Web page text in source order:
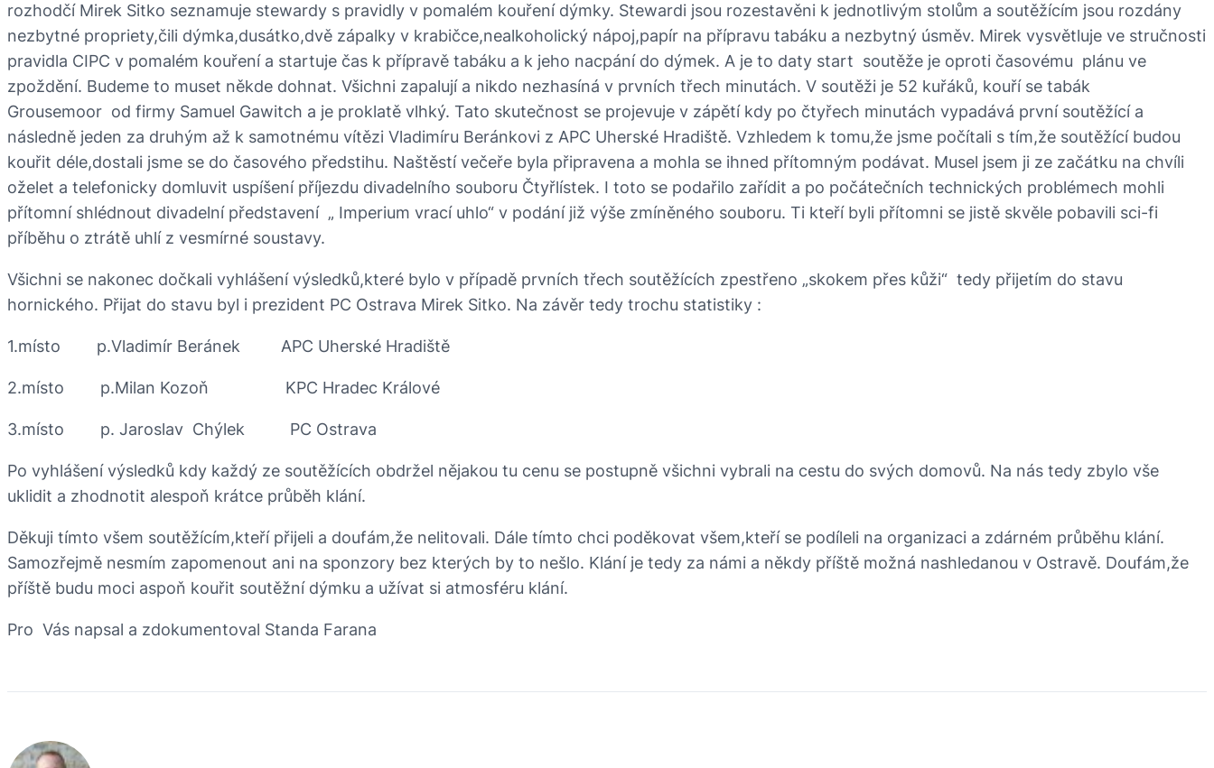
rozhodčí Mirek Sitko seznamuje stewardy s pravidly v pomalém kouření dýmky. Stewardi jsou rozestavěni k jednotlivým stolům a soutěžícím jsou rozdány
nezbytné propriety,čili dýmka,dusátko,dvě zápalky v krabičce,nealkoholický nápoj,papír na přípravu tabáku a nezbytný úsměv. Mirek vysvětluje ve stručnosti
pravidla CIPC v pomalém kouření a startuje čas k přípravě tabáku a k jeho nacpání do dýmek. A je to daty start soutěže je oproti časovému plánu ve
zpoždění. Budeme to muset někde dohnat. Všichni zapalují a nikdo nezhasíná v prvních třech minutách. V soutěži je 52 kuřáků, kouří se tabák
Grousemoor od firmy Samuel Gawitch a je proklatě vlhký. Tato skutečnost se projevuje v zápětí kdy po čtyřech minutách vypadává první soutěžící a
následně jeden za druhým až k samotnému vítězi Vladimíru Beránkovi z APC Uherské Hradiště. Vzhledem k tomu,že jsme počítali s tím,že soutěžící budou
kouřit déle,dostali jsme se do časového předstihu. Naštěstí večeře byla připravena a mohla se ihned přítomným podávat. Musel jsem ji ze začátku na chvíli
oželet a telefonicky domluvit uspíšení příjezdu divadelního souboru Čtyřlístek. I toto se podařilo zařídit a po počátečních technických problémech mohli
přítomní shlédnout divadelní představení „ Imperium vrací uhlo“ v podání již výše zmíněného souboru. Ti kteří byli přítomni se jistě skvěle pobavili sci-fi
příběhu o ztrátě uhlí z vesmírné soustavy.
Všichni se nakonec dočkali vyhlášení výsledků,které bylo v případě prvních třech soutěžících zpestřeno „skokem přes kůži“ tedy přijetím do stavu
hornického. Přijat do stavu byl i prezident PC Ostrava Mirek Sitko. Na závěr tedy trochu statistiky :
1.místo p.Vladimír Beránek APC Uherské Hradiště
2.místo p.Milan Kozoň KPC Hradec Králové
3.místo p. Jaroslav Chýlek PC Ostrava
Po vyhlášení výsledků kdy každý ze soutěžících obdržel nějakou tu cenu se postupně všichni vybrali na cestu do svých domovů. Na nás tedy zbylo vše
uklidit a zhodnotit alespoň krátce průběh klání.
Děkuji tímto všem soutěžícím,kteří přijeli a doufám,že nelitovali. Dále tímto chci poděkovat všem,kteří se podíleli na organizaci a zdárném průběhu klání.
Samozřejmě nesmím zapomenout ani na sponzory bez kterých by to nešlo. Klání je tedy za námi a někdy příště možná nashledanou v Ostravě. Doufám,že
příště budu moci aspoň kouřit soutěžní dýmku a užívat si atmosféru klání.
Pro Vás napsal a zdokumentoval Standa Farana